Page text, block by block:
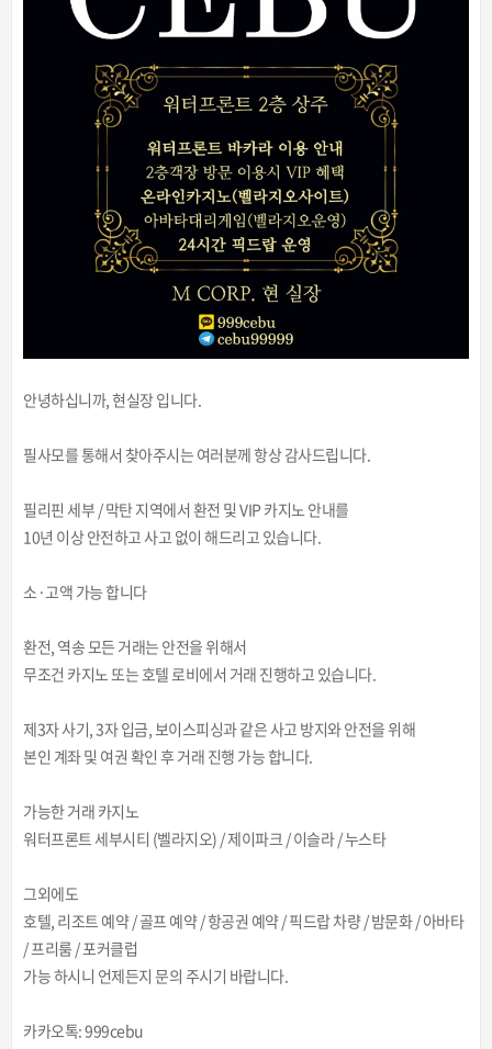
안녕하십니까, 현실장 입니다.
필사모를 통해서 찾아주시는 여러분께 항상 감사드립니다.
필리핀 세부 / 막탄 지역에서 환전 및 VIP 카지노 안내를
10년 이상 안전하고 사고 없이 해드리고 있습니다.
소·고액 가능 합니다
환전, 역송 모든 거래는 안전을 위해서
무조건 카지노 또는 호텔 로비에서 거래 진행하고 있습니다.
제3자 사기, 3자 입금, 보이스피싱과 같은 사고 방지와 안전을 위해
본인 계좌 및 여권 확인 후 거래 진행 가능 합니다.
가능한 거래 카지노
워터프론트 세부시티 (벨라지오) / 제이파크 / 이슬라 / 누스타
그외에도
호텔, 리조트 예약 / 골프 예약 / 항공권 예약 / 픽드랍 차량 / 밤문화 / 아바타
/ 프리룸 / 포커클럽
가능 하시니 언제든지 문의 주시기 바랍니다.
카카오톡: 999cebu